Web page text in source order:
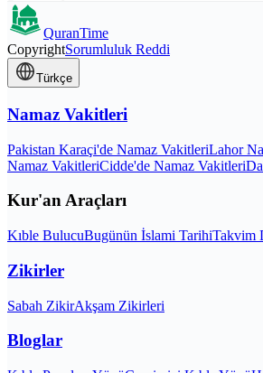
QuranTime
CopyrightSorumluluk Reddi
Türkçe
Namaz Vakitleri
Pakistan Karaçi'de Namaz VakitleriLahor
Namaz VakitleriCidde'de Namaz Vakitleri
Kur'an Araçları
Kıble BulucuBugünün İslami TarihiTakvim
Zikirler
Sabah ZikirAkşam Zikirleri
Bloglar